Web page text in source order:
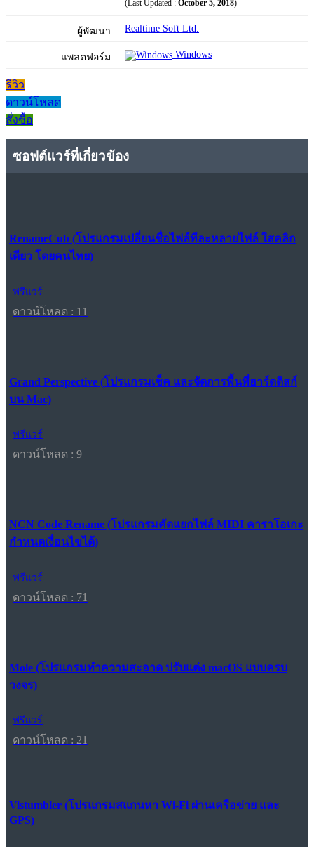
(Last Updated : October 5, 2018)
ผู้พัฒนา Realtime Soft Ltd.
แพลตฟอร์ม Windows
รีวิว
ดาวน์โหลด
สั่งซื้อ
ซอฟต์แวร์ที่เกี่ยวข้อง
RenameCub (โปรแกรมเปลี่ยนชื่อไฟล์ทีละหลายไฟล์ ใสคลิก
เดียว โดยคนไทย)
ฟรีแวร์
ดาวน์โหลด : 11
Grand Perspective (โปรแกรมเช็ค และจัดการพื้นที่ฮาร์ดดิสก์
บน Mac)
ฟรีแวร์
ดาวน์โหลด : 9
NCN Code Rename (โปรแกรมคัดแยกไฟล์ MIDI คาราโอเกะ
กำหนดเงื่อนไขได้)
ฟรีแวร์
ดาวน์โหลด : 71
Mole (โปรแกรมทำความสะอาด ปรับแต่ง macOS แบบครบ
วงจร)
ฟรีแวร์
ดาวน์โหลด : 21
Vistumbler (โปรแกรมสแกนหา Wi-Fi ผ่านเครือข่าย และ
GPS)